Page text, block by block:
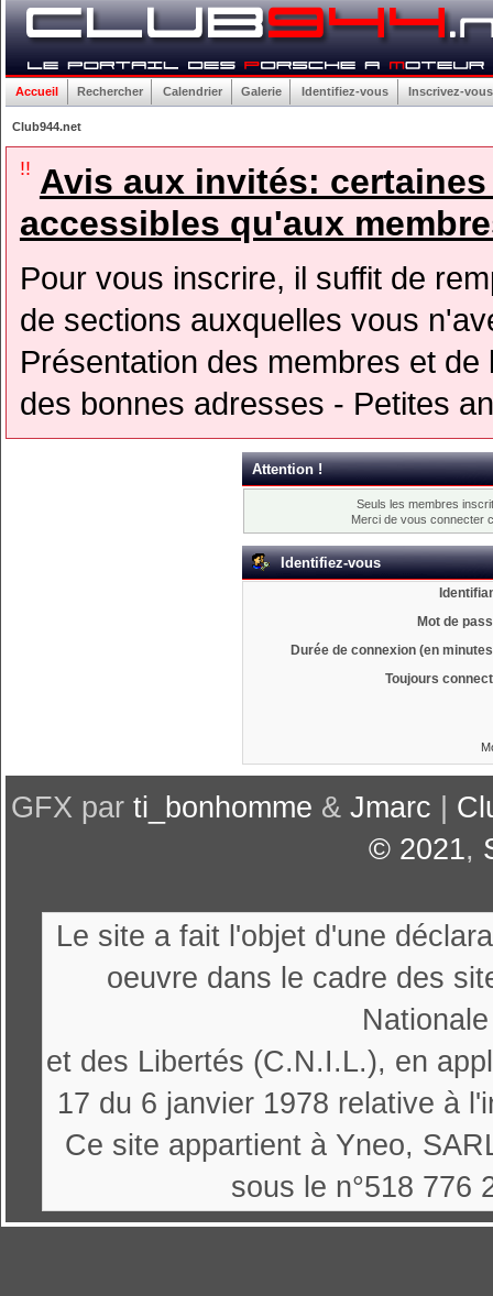
Accueil Rechercher Calendrier Galerie Identifiez-vous Inscrivez-vous
Club944.net
!! Avis aux invités:
accessibles qu'aux
Pour vous inscrire, il suffit de
de sections auxquelles vous
Présentation des membres et
des bonnes adresses - Petites
Attention !
Seuls les membres
Merci de vous connecter
Identifiez-vous
Mot de
Durée de connexion (en
Toujours
GFX par ti_bonhomme & Jmarc
© 2021,
Le site a fait l'objet d'une
oeuvre dans le cadre des
et des Libertés (C.N.I.L.), en
17 du 6 janvier 1978 relative à
Ce site appartient à Yneo,
sous le n°518 776